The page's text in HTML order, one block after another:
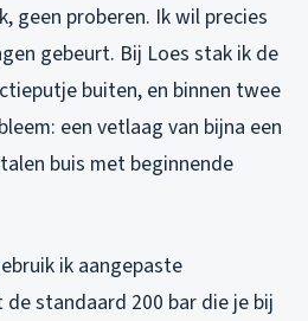
geen proberen. Ik wil precies
gebeurt. Bij Loes stak ik de
buiten, en binnen twee
een vetlaag van bijna een
buis met beginnende
ik aangepaste
standaard 200 bar die je bij